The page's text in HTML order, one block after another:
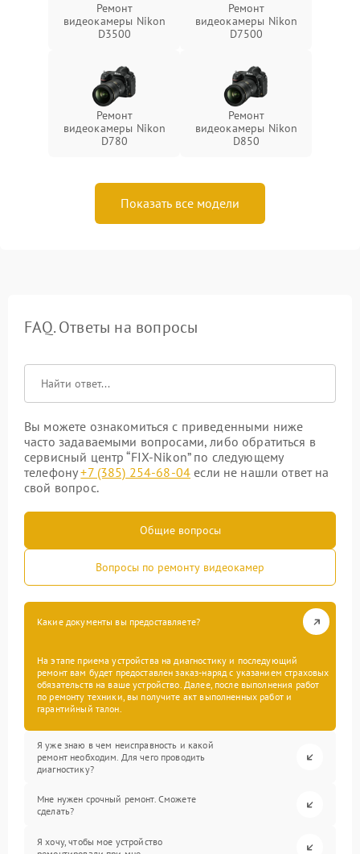
Ремонт
видеокамеры Nikon
D3500
Ремонт
видеокамеры Nikon
D7500
Ремонт
видеокамеры Nikon
D780
Ремонт
видеокамеры Nikon
D850
Показать все модели
FAQ. Ответы на вопросы
Вы можете ознакомиться с приведенными ниже
часто задаваемыми вопросами, либо обратиться в
сервисный центр “FIX-Nikon” по следующему
телефону+7 (385) 254-68-04 если не нашли ответ на
свой вопрос.
Общие вопросы
Вопросы по ремонту видеокамер
Какие документы вы предоставляете?
На этапе приема устройства на диагностику и последующий
ремонт вам будет предоставлен заказ-наряд с указанием страховых
обязательств на ваше устройство. Далее, после выполнения работ
по ремонту техники, вы получите акт выполненных работ и
гарантийный талон.
Я уже знаю в чем неисправность и какой
ремонт необходим. Для чего проводить
диагностику?
Мне нужен срочный ремонт. Сможете
сделать?
Я хочу, чтобы мое устройство